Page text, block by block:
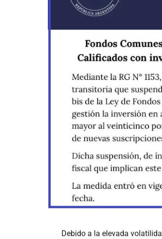
Debido a la elevada